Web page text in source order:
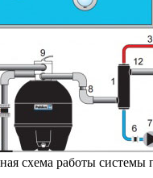
схема работы системы